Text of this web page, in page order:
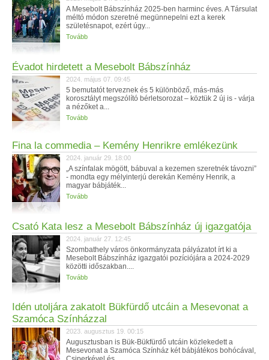
A Mesebolt Bábszínház 2025-ben harminc éves. A Társulat
méltó módon szeretné megünnepelni ezt a kerek
születésnapot, ezért úgy...
Tovább
Évadot hirdetett a Mesebolt Bábszínház
2024. május 07. 09:45
5 bemutatót terveznek és 5 különböző, más-más
korosztályt megszólító bérletsorozat – köztük 2 új is - várja
a nézőket a...
Tovább
Fina la commedia – Kemény Henrikre emlékezünk
2024. január 29. 18:00
„A színfalak mögött, bábuval a kezemen szeretnék távozni”
- mondta egy mélyinterjú derekán Kemény Henrik, a
magyar bábjáték...
Tovább
Csató Kata lesz a Mesebolt Bábszínház új igazgatója
2024. január 27. 12:45
Szombathely város önkormányzata pályázatot írt ki a
Mesebolt Bábszínház igazgatói pozíciójára a 2024-2029
közötti időszakban....
Tovább
Idén utoljára zakatolt Bükfürdő utcáin a Mesevonat a
Szamóca Színházzal
2023. augusztus 19. 00:15
Augusztusban is Bük-Bükfürdő utcáin közlekedett a
Mesevonat a Szamóca Színház két bábjátékos bohócával,